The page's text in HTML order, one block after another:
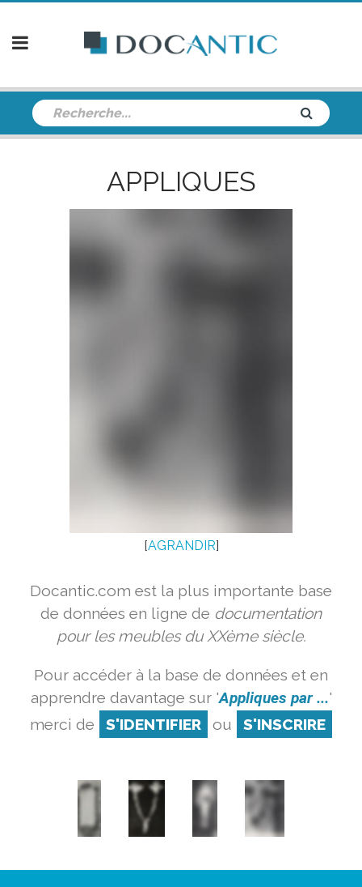
APPLIQUES
[AGRANDIR]
Docantic.com est la plus importante base
de données en ligne de documentation
pour les meubles du XXème siècle.
Pour accéder à la base de données et en
apprendre davantage sur 'Appliques par ...'
merci de
S'IDENTIFIER ou S'INSCRIRE